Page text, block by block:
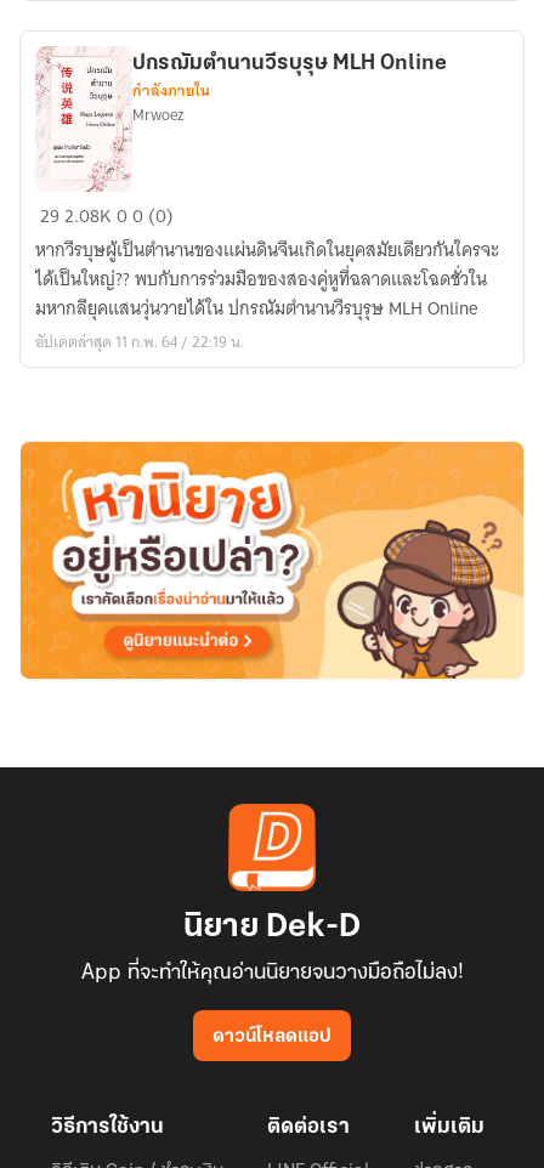
ไหน
ปกรฌัม
ตำนาน
วีรบุรุษ
MLH
Online
ปกรฌัมตำนานวีรบุรุษ MLH Online
กำลังภายใน
Mrwoez
292.08K00 (0)
หากวีรบุษผู้เป็นตำนานของแผ่นดินจีนเกิดในยุคสมัยเดียวกันใครจะ
ได้เป็นใหญ่?? พบกับการร่วมมือของสองคู่หูที่ฉลาดและโฉดชั่วใน
มหากลียุคแสนวุ่นวายได้ใน ปกรณัมตำนานวีรบุรุษ MLH Online
อัปเดตล่าสุด 11 ก.พ. 64 / 22:19 น.
นิยาย Dek-D
App ที่จะทำให้คุณอ่านนิยายจนวางมือถือไม่ลง!
ดาวน์โหลดแอป
วิธีการใช้งาน ติดต่อเรา เพิ่มเติม